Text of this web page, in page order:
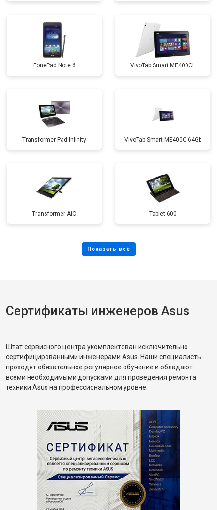
FonePad Note 6 VivoTab Smart ME400CL
Transformer Pad Infinity VivoTab Smart ME400C 64Gb
Transformer AiO Tablet 600
Сертификаты инженеров Asus
Штат сервисного центра укомплектован исключительно
сертифицированными инженерами Asus. Наши специалисты
проходят обязательное регулярное обучение и обладают
всеми необходимыми допусками для проведения ремонта
техники Asus на профессиональном уровне.